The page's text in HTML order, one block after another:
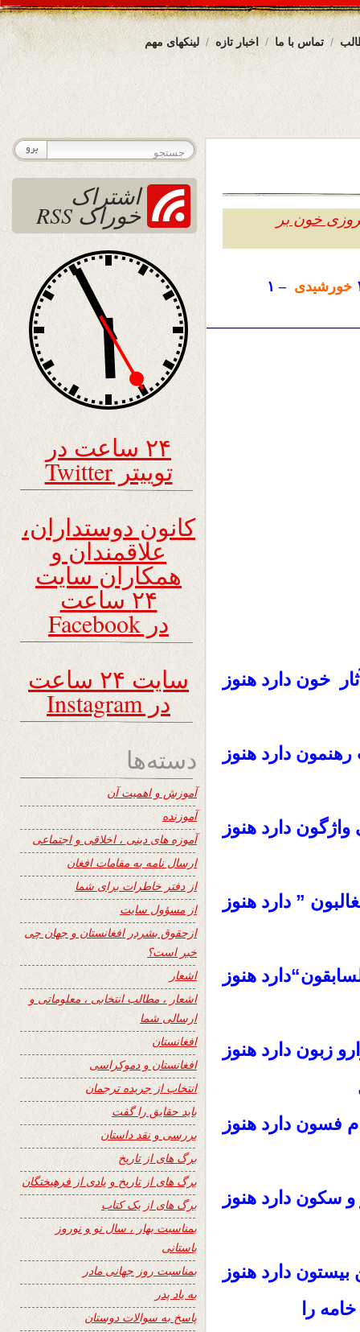
لینکهای مهم اخبار تازه تماس با ما
خون بر
خورشیدی – ۱
خون دارد هنوز
رهنمون دارد هنوز
دارد هنوز
” دارد هنوز
“دارد هنوز
زبون دارد هنوز
فسون دارد هنوز
سکون دارد هنوز
بیستون دارد هنوز
را
اشتراک
خوراک RSS
۲۴ ساعت در
توییتر Twitter
کانون دوستداران،
علاقمندان و
همکاران سایت
۲۴ ساعت
در Facebook
سایت ۲۴ ساعت
در Instagram
دسته‌ها
آموزش و اهمیت آن
آموزنده
آموزه های دینی ، اخلاقی و اجتماعی
ارسال نامه به مقامات افغان
از دفتر خاطرات برای شما
از مسؤول سایت
ازحقوق بشردر افغانستان و جهان چی
خبر است؟
اشعار
اشعار ، مطالب انتخابی ، معلوماتی و
ارسالی شما
افغانستان
افغانستان و دموکراسی
انتخاب از جریده ترجمان
باید حقایق را گفت
بررسی و نقد داستان
برگ های از تاریخ
برگ های از تاریخ و یادی از فرهیختگان
برگ های از یک کتاب
بمناسبت بهار ، سال نو و نوروز
باستانی
بمناسبت روز جهانی مادر
به یاد پدر
پاسخ به سوالات دوستان